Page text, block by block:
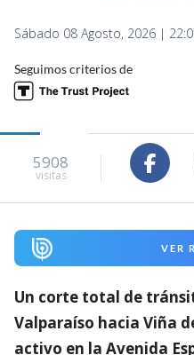
Sábado 08 Agosto, 2026 |
Seguimos criterios de
5908
visitas
VER
Un corte total de
Valparaíso hacia Viña
activo en la Avenida